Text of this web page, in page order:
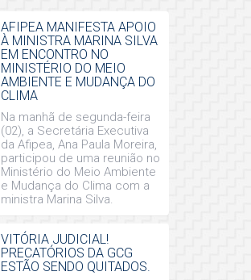
AFIPEA MANIFESTA APOIO
À MINISTRA MARINA SILVA
EM ENCONTRO NO
MINISTÉRIO DO MEIO
AMBIENTE E MUDANÇA DO
CLIMA
Na manhã de segunda-feira
(02), a Secretária Executiva
da Afipea, Ana Paula Moreira,
participou de uma reunião no
Ministério do Meio Ambiente
e Mudança do Clima com a
ministra Marina Silva.
VITÓRIA JUDICIAL!
PRECATÓRIOS DA GCG
ESTÃO SENDO QUITADOS.